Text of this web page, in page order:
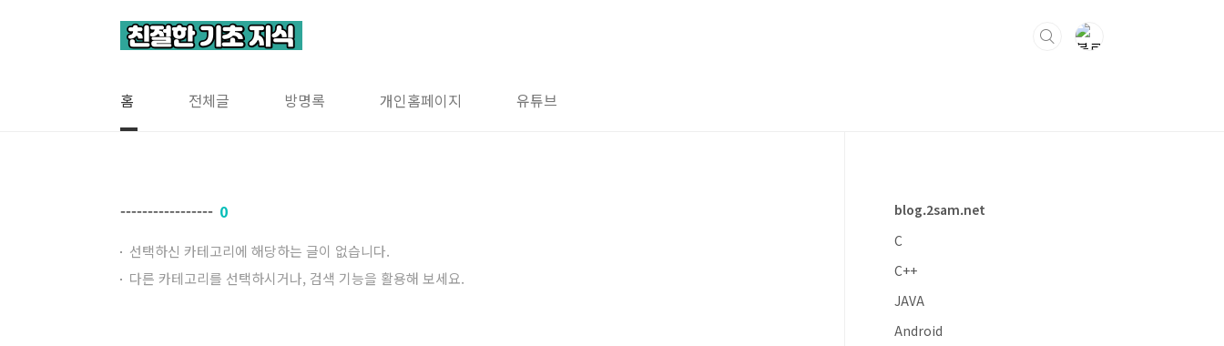
홈 전체글 방명록 개인홈페이지 유튜브
----------------- 0
선택하신 카테고리에 해당하는 글이 없습니다.
다른 카테고리를 선택하시거나, 검색 기능을 활용해 보세요.
blog.2sam.net
C
C++
JAVA
Android